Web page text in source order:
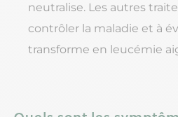
neutralise. Les autres
contrôler la maladie et à
transforme en leucémie